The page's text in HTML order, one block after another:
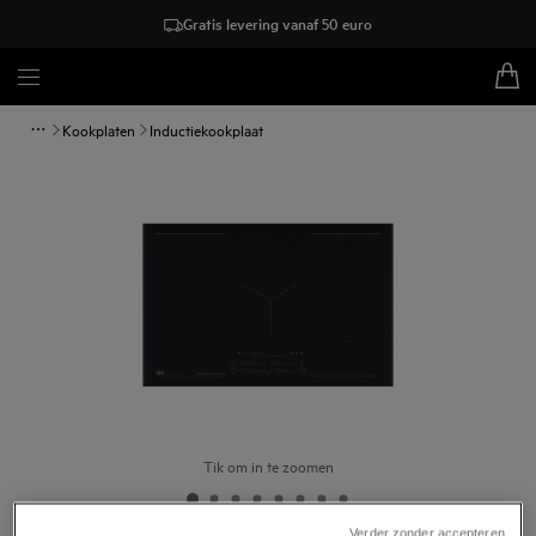
Gratis levering vanaf 50 euro
Kookplaten Inductiekookplaat
Tik om in te zoomen
Verder zonder accepteren